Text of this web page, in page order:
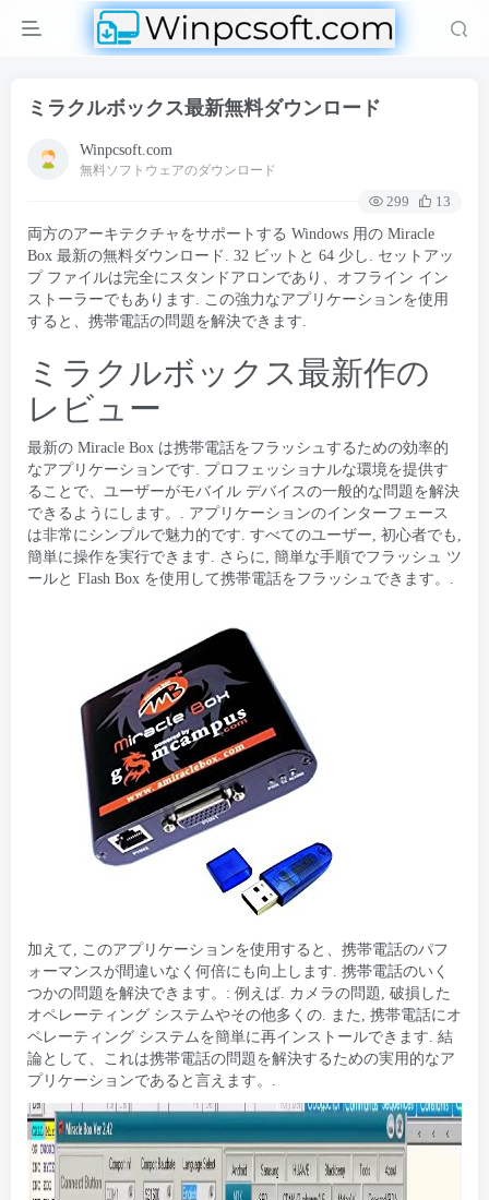
ミラクルボックス最新無料ダウンロード
Winpcsoft.com
無料ソフトウェアのダウンロード
299
13
両方のアーキテクチャをサポートする Windows 用の Miracle
Box 最新の無料ダウンロード. 32 ビットと 64 少し. セットアッ
プ ファイルは完全にスタンドアロンであり、オフライン イン
ストーラーでもあります. この強力なアプリケーションを使用
すると、携帯電話の問題を解決できます.
ミラクルボックス最新作の
レビュー
最新の Miracle Box は携帯電話をフラッシュするための効率的
なアプリケーションです. プロフェッショナルな環境を提供す
ることで、ユーザーがモバイル デバイスの一般的な問題を解決
できるようにします。. アプリケーションのインターフェース
は非常にシンプルで魅力的です. すべてのユーザー, 初心者でも,
簡単に操作を実行できます. さらに, 簡単な手順でフラッシュ ツ
ールと Flash Box を使用して携帯電話をフラッシュできます。.
加えて, このアプリケーションを使用すると、携帯電話のパフ
ォーマンスが間違いなく何倍にも向上します. 携帯電話のいく
つかの問題を解決できます。: 例えば. カメラの問題, 破損した
オペレーティング システムやその他多くの. また, 携帯電話にオ
ペレーティング システムを簡単に再インストールできます. 結
論として、これは携帯電話の問題を解決するための実用的なア
プリケーションであると言えます。.